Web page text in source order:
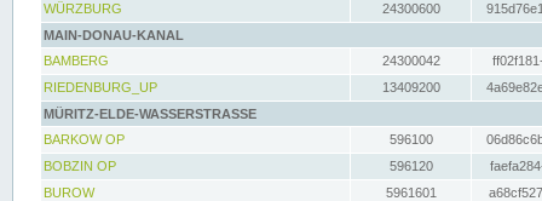
WÜRZBURG
24300600
MAIN-DONAU-KANAL
BAMBERG
24300042
RIEDENBURG_UP
13409200
MÜRITZ-ELDE-WASSERSTRASSE
BARKOW OP
596100
BOBZIN OP
596120
BUROW
5961601